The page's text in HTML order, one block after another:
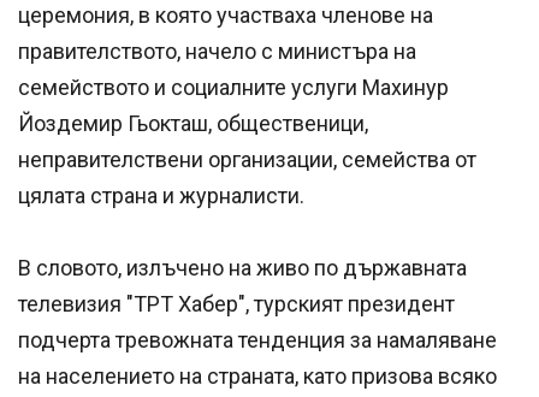
церемония, в която участваха членове на
правителството, начело с министъра на
семейството и социалните услуги Махинур
Йоздемир Гьокташ, общественици,
неправителствени организации, семейства от
цялата страна и журналисти.
В словото, излъчено на живо по държавната
телевизия "ТРТ Хабер", турският президент
подчерта тревожната тенденция за намаляване
на населението на страната, като призова всяко